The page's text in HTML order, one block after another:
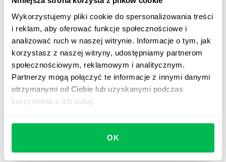
Wykorzystujemy pliki cookie do spersonalizowania treści
i reklam, aby oferować funkcje społecznościowe i
analizować ruch w naszej witrynie. Informacje o tym, jak
korzystasz z naszej witryny, udostępniamy partnerom
społecznościowym, reklamowym i analitycznym.
Partnerzy mogą połączyć te informacje z innymi danymi
otrzymanymi od Ciebie lub uzyskanymi podczas
korzystania z ich usług.
OK
Siła diagonalnego rozwoju kariery:
1.Wzrost wynagrodzenia.
2.Rozwój zawodowy.
3.Mniejszy zakres odpowiedzialności niż w przypadku
rozwoju pionowego.
Rozwój kariery a rozwój
zawodowy: Jaka jest różnica?
Wzrost kariery w większości przypadków nie jest